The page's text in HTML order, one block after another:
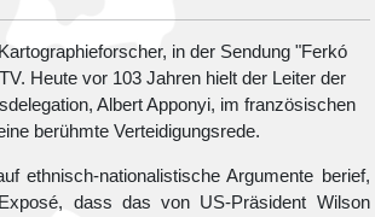
in der Sendung "Ferkó
Heute vor 103 Jahren hielt der Leiter der
Albert Apponyi, im französischen
berühmte Verteidigungsrede.
ethnisch-nationalistische Argumente berief,
dass das von US-Präsident Wilson